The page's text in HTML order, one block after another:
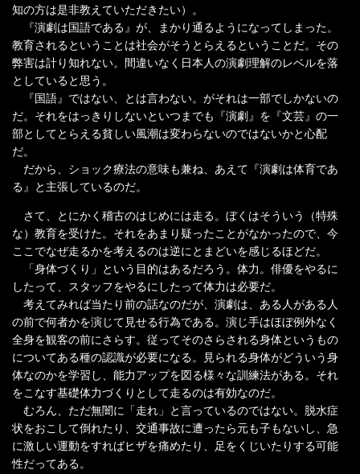
知の方は是非教えていただきたい）。
『演劇は国語である』が、まかり通るようになってしまった。
教育されるということは社会がそうとらえるということだ。その
弊害は計り知れない。間違いなく日本人の演劇理解のレベルを落
としていると思う。
『国語』ではない、とは言わない。がそれは一部でしかないの
だ。それをはっきりしないといつまでも『演劇』を『文芸』の一
部としてとらえる貧しい風潮は変わらないのではないかと心配
だ。
だから、ショック療法の意味も兼ね、あえて『演劇は体育であ
る』と主張しているのだ。
さて、とにかく稽古のはじめには走る。ぼくはそういう（特殊
な）教育を受けた。それをあまり疑ったことがなかったので、今
ここでなぜ走るかを考えるのは逆にとまどいを感じるほどだ。
「身体づくり」という目的はあるだろう。体力。俳優をやるに
したって、スタッフをやるにしたって体力は必要だ。
考えてみれば当たり前の話なのだが、演劇は、ある人がある人
の前で何者かを演じて見せる行為である。演じ手はほぼ例外なく
全身を観客の前にさらす。従ってそのさらされる身体というもの
についてある種の認識が必要になる。見られる身体がどういう身
体なのかを学習し、能力アップを図る様々な訓練法がある。それ
をこなす基礎体力づくりとして走るのは有効なのだ。
むろん、ただ無闇に「走れ」と言っているのではない。脱水症
状をおこして倒れたり、交通事故に遭ったら元も子もないし、急
に激しい運動をすればヒザを痛めたり、足をくじいたりする可能
性だってある。